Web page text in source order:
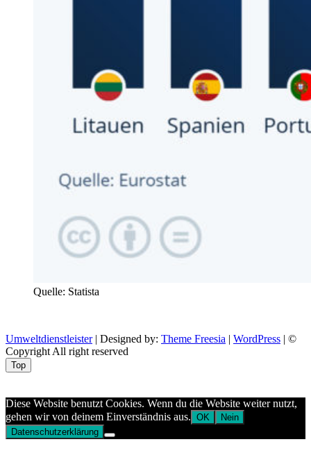
Quelle: Statista
Umweltdienstleister| Designed by: Theme Freesia | WordPress | ©
Copyright All right reserved
Top
Diese Website benutzt Cookies. Wenn du die Website weiter nutzt,
gehen wir von deinem Einverständnis aus. OK
Nein
Datenschutzerklärung